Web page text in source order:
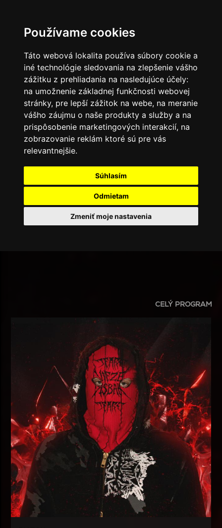
Používame cookies
Táto webová lokalita používa súbory cookie a
iné technológie sledovania na zlepšenie vášho
zážitku z prehliadania na nasledujúce účely:
na umožnenie základnej funkčnosti webovej
stránky, pre lepší zážitok na webe, na meranie
vášho záujmu o naše produkty a služby a na
prispôsobenie marketingových interakcií, na
zobrazovanie reklám ktoré sú pre vás
relevantnejšie.
Súhlasím
Odmietam
Zmeniť moje nastavenia
CELÝ PROGRAM